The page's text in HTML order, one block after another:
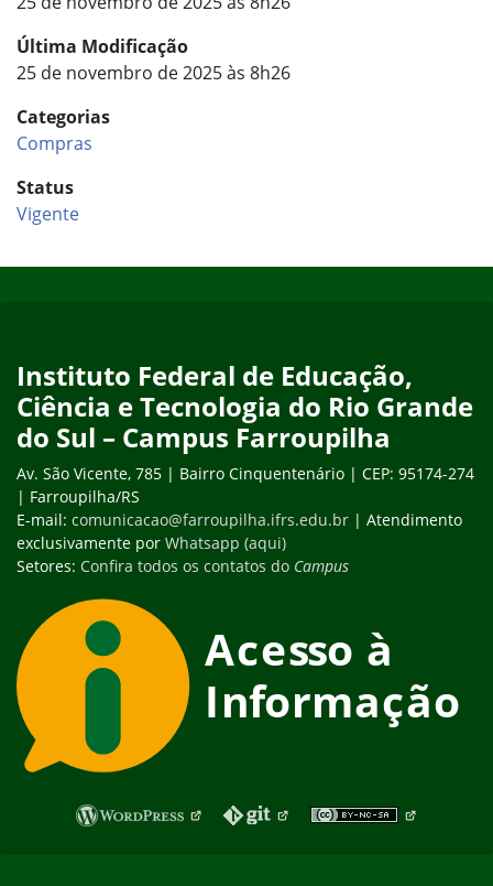
Última Modificação
25 de novembro de 2025 às 8h26
Categorias
Compras
Status
Vigente
Instituto Federal de Educação,
Ciência e Tecnologia do Rio Grande
do Sul – Campus Farroupilha
Av. São Vicente, 785 | Bairro Cinquentenário | CEP: 95174-274
| Farroupilha/RS
E-mail: comunicacao@farroupilha.ifrs.edu.br | Atendimento
exclusivamente por Whatsapp (aqui)
Setores: Confira todos os contatos do Campus